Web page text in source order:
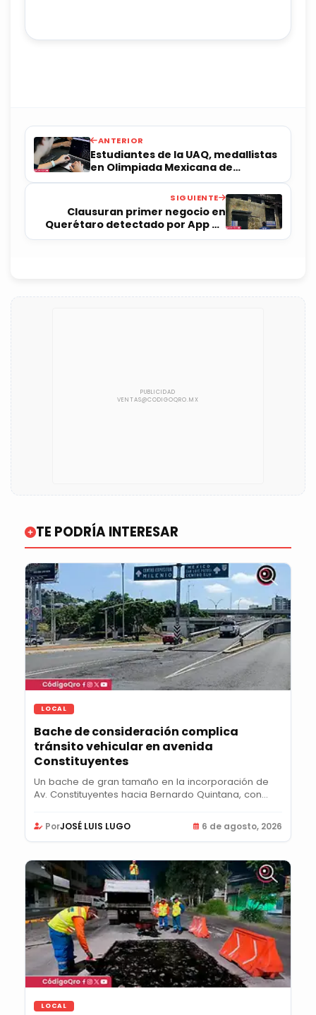
ANTERIOR
Estudiantes de la UAQ, medallistas
en Olimpiada Mexicana de
Informática
SIGUIENTE
Clausuran primer negocio en
Querétaro detectado por App de
Cierre Digital
TE PODRÍA INTERESAR
LOCAL
Bache de consideración complica
tránsito vehicular en avenida
Constituyentes
Un bache de gran tamaño en la incorporación de
Av. Constituyentes hacia Bernardo Quintana, con...
PorJOSÉ LUIS LUGO 6 de agosto, 2026
LOCAL